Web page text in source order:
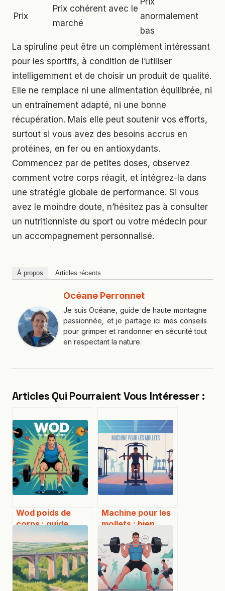
Prix
Prix cohérent avec le
marché
anormalement
bas
La spiruline peut être un complément intéressant
pour les sportifs, à condition de l’utiliser
intelligemment et de choisir un produit de qualité.
Elle ne remplace ni une alimentation équilibrée, ni
un entraînement adapté, ni une bonne
récupération. Mais elle peut soutenir vos efforts,
surtout si vous avez des besoins accrus en
protéines, en fer ou en antioxydants.
Commencez par de petites doses, observez
comment votre corps réagit, et intégrez-la dans
une stratégie globale de performance. Si vous
avez le moindre doute, n’hésitez pas à consulter
un nutritionniste du sport ou votre médecin pour
un accompagnement personnalisé.
À propos Articles récents
Océane Perronnet
Je suis Océane, guide de haute montagne
passionnée, et je partage ici mes conseils
pour grimper et randonner en sécurité tout
en respectant la nature.
Articles Qui Pourraient Vous Intéresser :
Wod poids de
corps : guide
complet pour
progresser sans
matériel
Machine pour les
mollets : bien
choisir et bien
utiliser en salle